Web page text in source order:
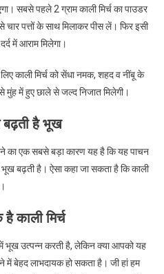
सबसे पहले 2 ग्राम काली मिर्च का पाउडर
पत्तों के साथ मिलाकर पीस लें। फिर इसी
में आराम मिलेगा।
काली मिर्च को सेंधा नमक, शहद व नींबू के
में हुए छाले से जल्द निजात मिलेगी।
बढ़ती है भूख
का एक सबसे बड़ा कारण यह है कि यह पाचन
बढ़ती है। ऐसा कहा जा सकता है कि काली
काली मिर्च
में भूख उत्पन्न करती है, लेकिन क्या आपको यह
बेहद लाभदायक हो सकता है। जी हां हम